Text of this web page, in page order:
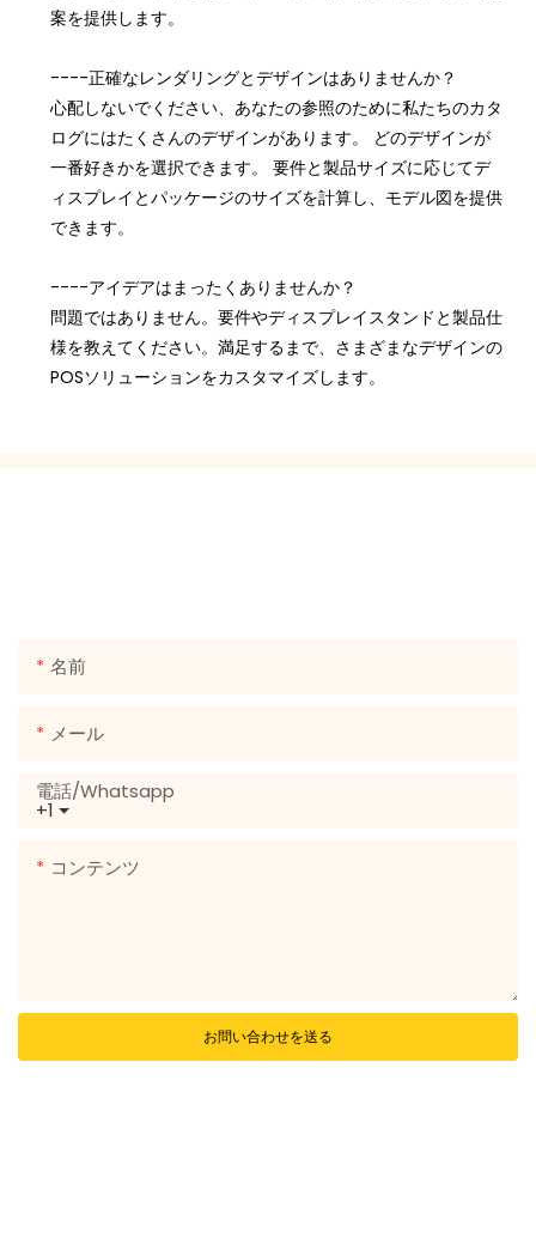
案を提供します。
----正確なレンダリングとデザインはありませんか？
心配しないでください、あなたの参照のために私たちのカタ
ログにはたくさんのデザインがあります。 どのデザインが
一番好きかを選択できます。 要件と製品サイズに応じてデ
ィスプレイとパッケージのサイズを計算し、モデル図を提供
できます。
----アイデアはまったくありませんか？
問題ではありません。要件やディスプレイスタンドと製品仕
様を教えてください。満足するまで、さまざまなデザインの
POSソリューションをカスタマイズします。
名前
メール
+1
電話/whatsapp
コンテンツ
お問い合わせを送る